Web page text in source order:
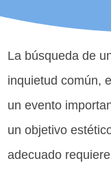
La búsqueda de
inquietud común,
un evento
un objetivo
adecuado